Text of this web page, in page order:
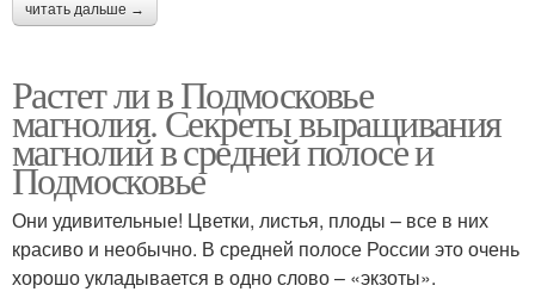
читать дальше →
Растет ли в Подмосковье
магнолия. Секреты выращивания
магнолий в средней полосе и
Подмосковье
Они удивительные! Цветки, листья, плоды – все в них
красиво и необычно. В средней полосе России это очень
хорошо укладывается в одно слово – «экзоты».